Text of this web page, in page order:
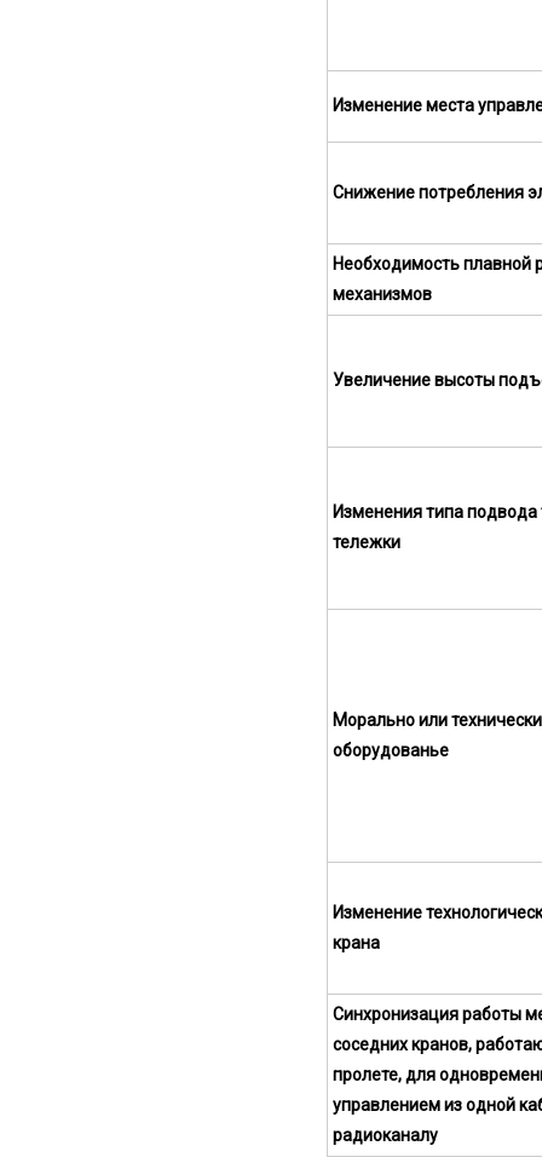
Изменение места
Снижение потребления
Необходимость плавной
механизмов
Увеличение высоты
Изменения типа подвода
тележки
Морально или
оборудованье
Изменение
крана
Синхронизация работы
соседних кранов,
пролете, для
управлением из одной
радиоканалу